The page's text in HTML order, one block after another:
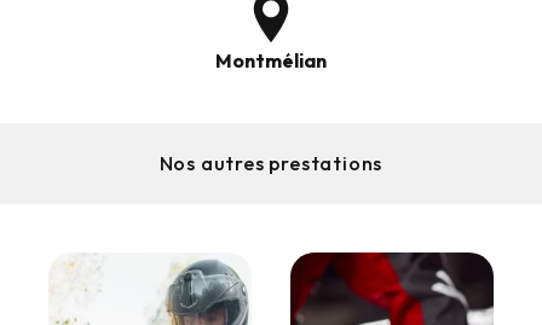
Montmélian
Nos autres prestations